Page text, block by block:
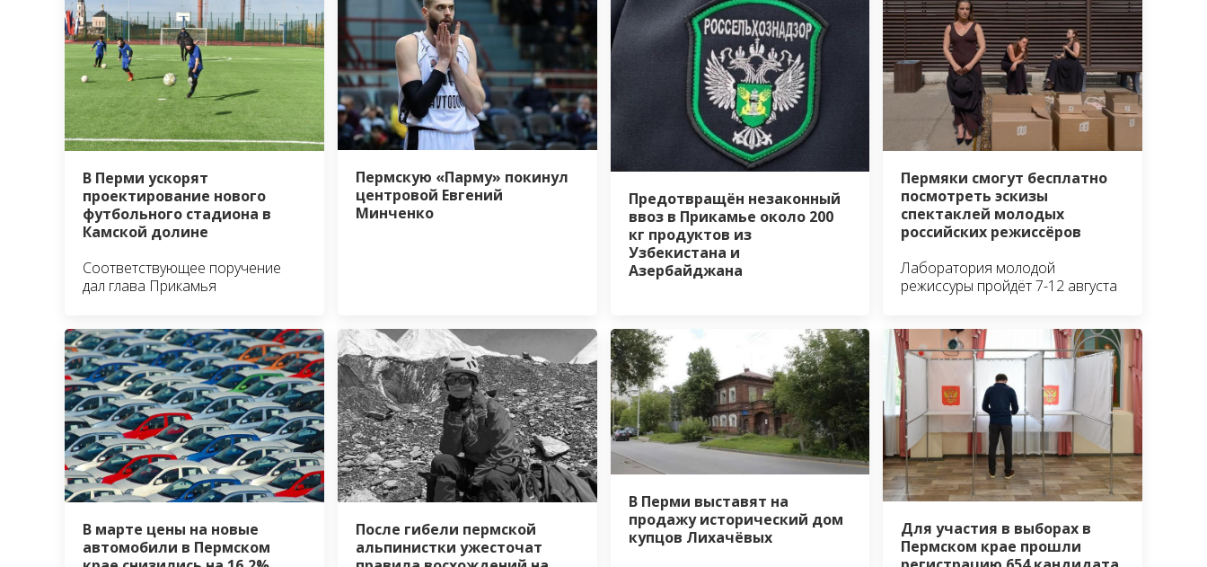
В Перми ускорят
проектирование нового
футбольного стадиона в
Камской долине
Соответствующее поручение
дал глава Прикамья
Пермскую «Парму» покинул
центровой Евгений
Минченко
Предотвращён незаконный
ввоз в Прикамье около 200
кг продуктов из
Узбекистана и
Азербайджана
Пермяки смогут бесплатно
посмотреть эскизы
спектаклей молодых
российских режиссёров
Лаборатория молодой
режиссуры пройдёт 7-12 августа
В марте цены на новые
автомобили в Пермском
После гибели пермской
альпинистки ужесточат
В Перми выставят на
продажу исторический дом
купцов Лихачёвых
Для участия в выборах в
Пермском крае прошли